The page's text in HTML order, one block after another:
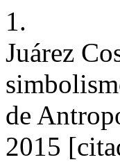
1.
Juárez
de
2015